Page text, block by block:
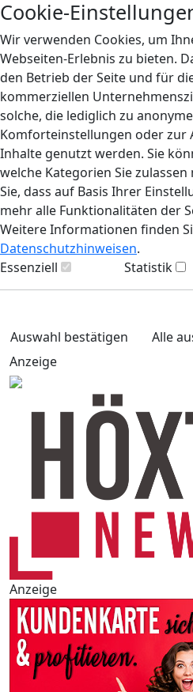
Cookie-
Wir verwenden Cookies, um
Webseiten-Erlebnis zu bieten.
den Betrieb der Seite und für
kommerziellen
solche, die lediglich zu
Komforteinstellungen oder zur
Inhalte genutzt werden. Sie
welche Kategorien Sie
Sie, dass auf Basis Ihrer
mehr alle Funktionalitäten der
Weitere Informationen finden
Datenschutzhinweisen.
Essenziell
Statistik
Auswahl bestätigen
Alle
Anzeige
Anzeige